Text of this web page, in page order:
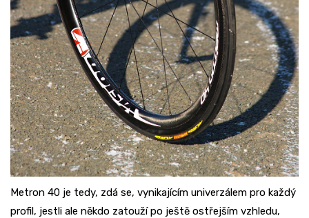
Metron 40 je tedy, zdá se, vynikajícím univerzálem pro každý
profil, jestli ale někdo zatouží po ještě ostřejším vzhledu,